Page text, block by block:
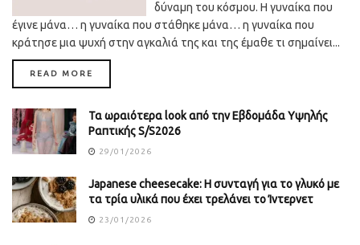
δύναμη του κόσμου. Η γυναίκα που
έγινε μάνα… η γυναίκα που στάθηκε μάνα… η γυναίκα που
κράτησε μια ψυχή στην αγκαλιά της και της έμαθε τι σημαίνει...
READ MORE
Τα ωραιότερα look από την Εβδομάδα Υψηλής
Ραπτικής S/S2026
29/01/2026
Japanese cheesecake: Η συνταγή για το γλυκό με
τα τρία υλικά που έχει τρελάνει το Ίντερνετ
23/01/2026